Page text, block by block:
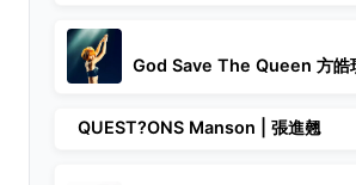
God Save The Queen 方皓
QUEST?ONS Manson | 張進翹